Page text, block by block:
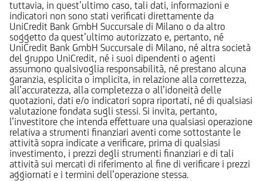
tuttavia, in quest’ultimo caso, tali dati, informazioni e
indicatori non sono stati verificati direttamente da
UniCredit Bank GmbH Succursale di Milano o da altro
soggetto da quest’ultimo autorizzato e, pertanto, né
UniCredit Bank GmbH Succursale di Milano, né altra società
del gruppo UniCredit, né i suoi dipendenti o agenti
assumono qualsivoglia responsabilità, né prestano alcuna
garanzia, esplicita o implicita, in relazione alla correttezza,
all’accuratezza, alla completezza o all’idoneità delle
quotazioni, dati e/o indicatori sopra riportati, né di qualsiasi
valutazione fondata sugli stessi. Si invita, pertanto,
l’investitore che intenda effettuare una qualsiasi operazione
relativa a strumenti finanziari aventi come sottostante le
attività sopra indicate a verificare, prima di qualsiasi
investimento, i prezzi degli strumenti finanziari e di tali
attività sui mercati di riferimento al fine di verificare i prezzi
aggiornati e i termini dell’operazione stessa.